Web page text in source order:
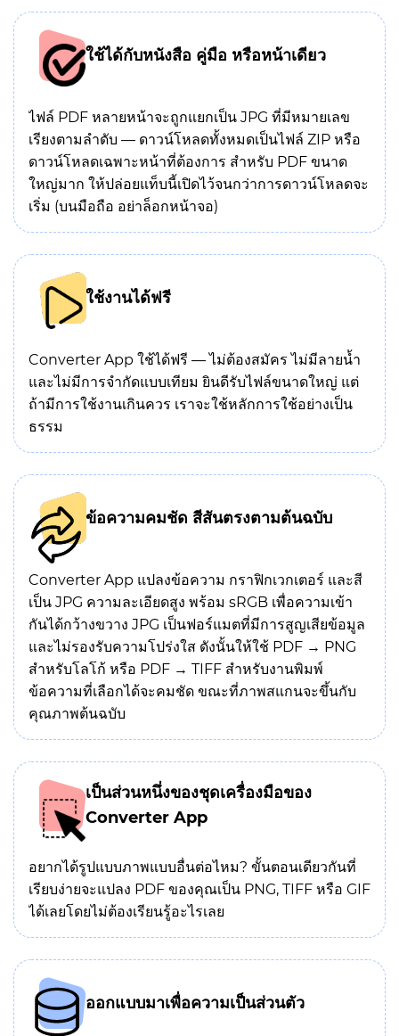
ใช้ได้กับหนังสือ คู่มือ หรือหน้าเดียว
ไฟล์ PDF หลายหน้าจะถูกแยกเป็น JPG ที่มีหมายเลข
เรียงตามลำดับ — ดาวน์โหลดทั้งหมดเป็นไฟล์ ZIP หรือ
ดาวน์โหลดเฉพาะหน้าที่ต้องการ สำหรับ PDF ขนาด
ใหญ่มาก ให้ปล่อยแท็บนี้เปิดไว้จนกว่าการดาวน์โหลดจะ
เริ่ม (บนมือถือ อย่าล็อกหน้าจอ)
ใช้งานได้ฟรี
Converter App ใช้ได้ฟรี — ไม่ต้องสมัคร ไม่มีลายน้ำ
และไม่มีการจำกัดแบบเทียม ยินดีรับไฟล์ขนาดใหญ่ แต่
ถ้ามีการใช้งานเกินควร เราจะใช้หลักการใช้อย่างเป็น
ธรรม
ข้อความคมชัด สีสันตรงตามต้นฉบับ
Converter App แปลงข้อความ กราฟิกเวกเตอร์ และสี
เป็น JPG ความละเอียดสูง พร้อม sRGB เพื่อความเข้า
กันได้กว้างขวาง JPG เป็นฟอร์แมตที่มีการสูญเสียข้อมูล
และไม่รองรับความโปร่งใส ดังนั้นให้ใช้ PDF → PNG
สำหรับโลโก้ หรือ PDF → TIFF สำหรับงานพิมพ์
ข้อความที่เลือกได้จะคมชัด ขณะที่ภาพสแกนจะขึ้นกับ
คุณภาพต้นฉบับ
เป็นส่วนหนึ่งของชุดเครื่องมือของ
Converter App
อยากได้รูปแบบภาพแบบอื่นต่อไหม? ขั้นตอนเดียวกันที่
เรียบง่ายจะแปลง PDF ของคุณเป็น PNG, TIFF หรือ GIF
ได้เลยโดยไม่ต้องเรียนรู้อะไรเลย
ออกแบบมาเพื่อความเป็นส่วนตัว